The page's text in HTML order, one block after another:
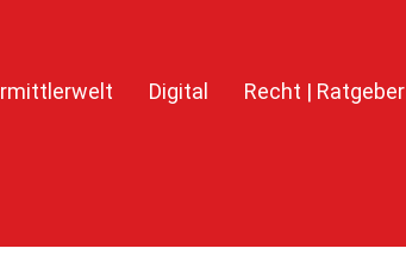
Digital Recht | Ratgeber